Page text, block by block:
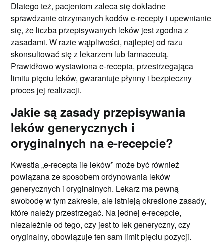
Dlatego też, pacjentom zaleca się dokładne
sprawdzanie otrzymanych kodów e-recepty i upewnianie
się, że liczba przepisywanych leków jest zgodna z
zasadami. W razie wątpliwości, najlepiej od razu
skonsultować się z lekarzem lub farmaceutą.
Prawidłowo wystawiona e-recepta, przestrzegająca
limitu pięciu leków, gwarantuje płynny i bezpieczny
proces jej realizacji.
Jakie są zasady przepisywania
leków generycznych i
oryginalnych na e-recepcie?
Kwestia „e-recepta ile leków” może być również
powiązana ze sposobem ordynowania leków
generycznych i oryginalnych. Lekarz ma pewną
swobodę w tym zakresie, ale istnieją określone zasady,
które należy przestrzegać. Na jednej e-recepcie,
niezależnie od tego, czy jest to lek generyczny, czy
oryginalny, obowiązuje ten sam limit pięciu pozycji.